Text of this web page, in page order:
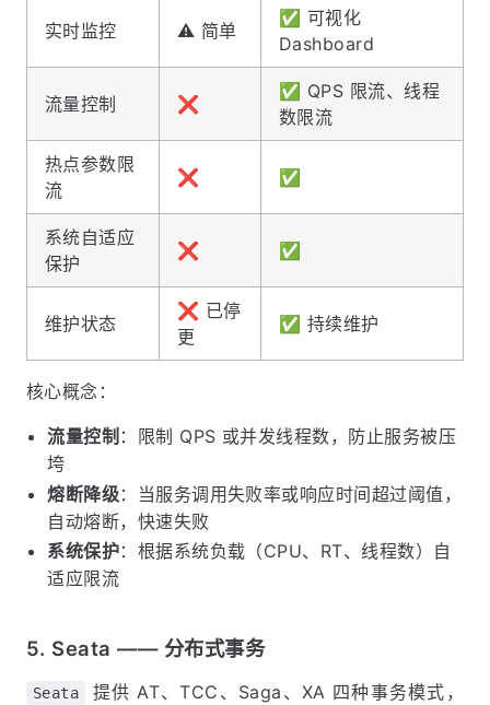
实时监控 ⚠️ 简单
✅ 可视化
Dashboard
流量控制 ❌
✅ QPS 限流、线程
数限流
热点参数限
流
❌ ✅
系统自适应
保护
❌ ✅
维护状态
❌ 已停
更
✅ 持续维护
核心概念：
流量控制 ：限制 QPS 或并发线程数，防止服务被压
垮
熔断降级：当服务调用失败率或响应时间超过阈值，
自动熔断，快速失败
系统保护：根据系统负载（CPU、RT、线程数）自
适应限流
5. Seata —— 分布式事务
Seata
提供 AT、TCC、Saga、XA 四种事务模式，